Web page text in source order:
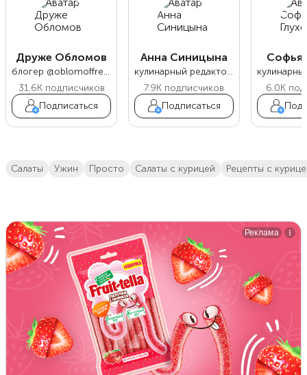
Друже Обломов
блогер @oblomoffrecipe
31.6Kподписчиков
Подписаться
Анна Синицына
кулинарный редактор Food.ru
7.9K подписчиков
Подписаться
Софья
6.0K
салаты ужин просто салаты с курицей Рецепты с